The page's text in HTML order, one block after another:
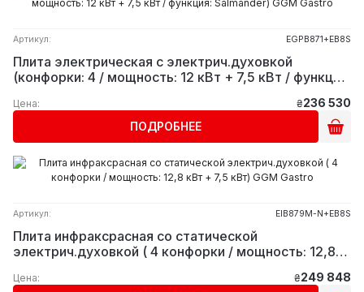
Артикул: EGPB871+EB8S
Плита электрическая с электрич.духовкой
(конфорки: 4 / мощность: 12 кВт + 7,5 кВт / функция:
Цена: ₴236 530
ПОДРОБНЕЕ
Артикул: EIB879M-N+EB8S
Плита инфраксрасная со статической
электрич.духовкой ( 4 конфорки / мощность: 12,8
Цена: ₴249 848